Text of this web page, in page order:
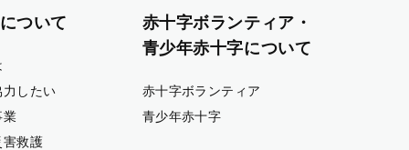
ついて
したい
業
害救護
赤十字ボランティア・
青少年赤十字について
赤十字ボランティア
青少年赤十字